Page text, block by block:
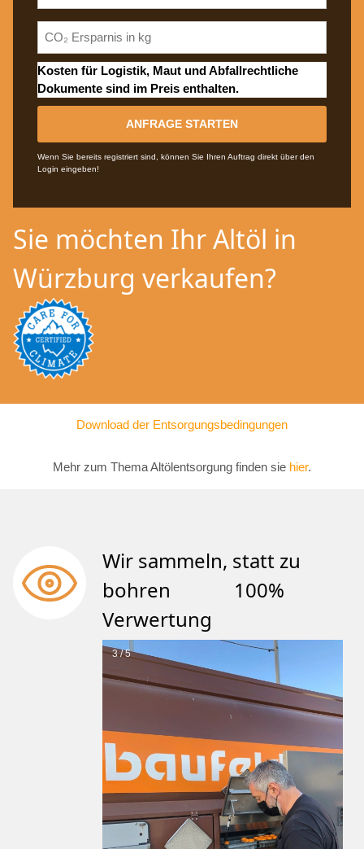
Kosten für Logistik, Maut und Abfallrechtliche
Dokumente sind im Preis enthalten.
ANFRAGE STARTEN
Wenn Sie bereits registriert sind, können Sie Ihren Auftrag direkt über den
Login eingeben!
Sie möchten Ihr Altöl in
Würzburg verkaufen?
Download der Entsorgungsbedingungen
Mehr zum Thema Altölentsorgung finden sie hier.
Wir sammeln, statt zu
bohren 100%
Verwertung
3 / 5